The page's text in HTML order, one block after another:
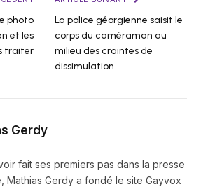
photo
et les
traiter
La police géorgienne saisit le
corps du caméraman au
milieu des craintes de
dissimulation
Gerdy
fait ses premiers pas dans la presse
Mathias Gerdy a fondé le site Gayvox